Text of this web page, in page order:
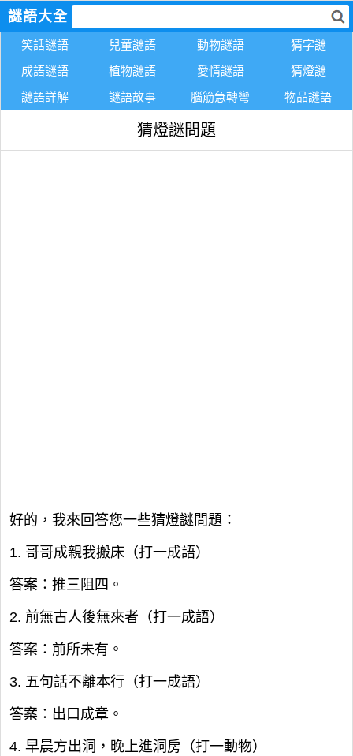
謎語大全
笑話謎語 兒童謎語 動物謎語
猜字謎
成語謎語
植物謎語 愛情謎語
猜燈謎
謎語詳解
謎語故事 腦筋急轉彎 物品謎語
猜燈謎問題
好的，我來回答您一些猜燈謎問題：
1. 哥哥成親我搬床（打一成語）
答案：推三阻四。
2. 前無古人後無來者（打一成語）
答案：前所未有。
3. 五句話不離本行（打一成語）
答案：出口成章。
4. 早晨方出洞，晚上進洞房（打一動物）